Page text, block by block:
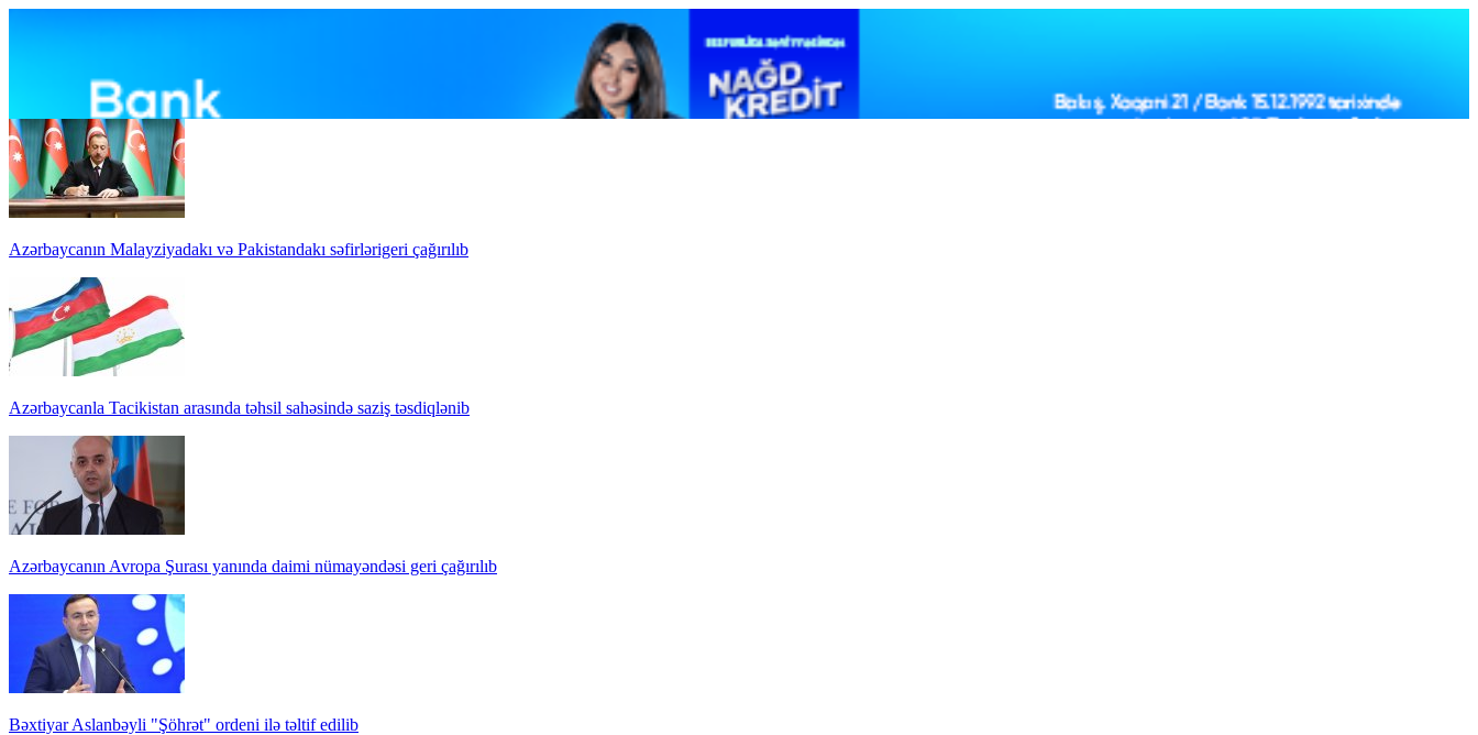
Azərbaycanın Malayziyadakı və Pakistandakı səfirlərigeri çağırılıb
Azərbaycanla Tacikistan arasında təhsil sahəsində saziş təsdiqlənib
Azərbaycanın Avropa Şurası yanında daimi nümayəndəsi geri çağırılıb
Bəxtiyar Aslanbəyli "Şöhrət" ordeni ilə təltif edilib